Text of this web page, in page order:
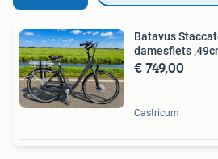
Batavus
damesfiets
€ 749,00
Castricum